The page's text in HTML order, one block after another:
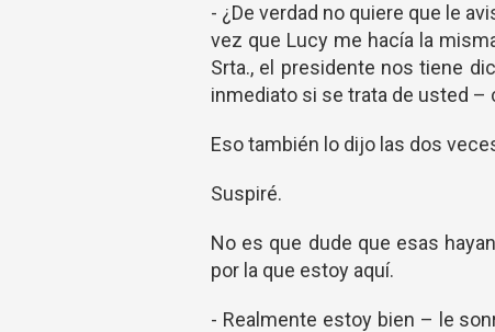
- ¿De verdad no quiere que le
vez que Lucy me hacía la
Srta., el presidente nos tiene
inmediato si se trata de usted –
Eso también lo dijo las dos
Suspiré.
No es que dude que esas
por la que estoy aquí.
- Realmente estoy bien – le